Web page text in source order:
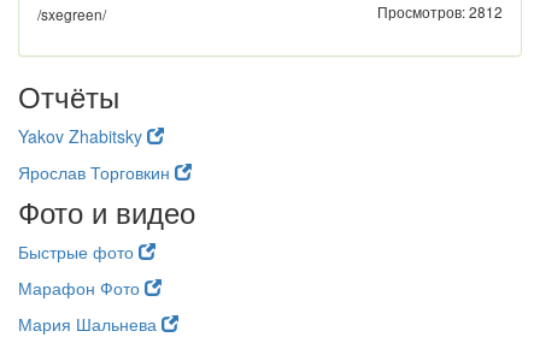
Просмотров: 2812
/sxegreen/
Отчёты
Yakov Zhabitsky
Ярослав Торговкин
Фото и видео
Быстрые фото
Марафон Фото
Мария Шальнева